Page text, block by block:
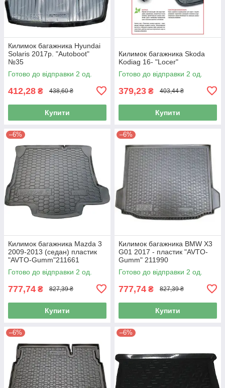
Килимок багажника Hyundai
Solaris 2017р. "Autoboot"
№35
Готово до відправки 2 од.
412,28 ₴ 438,60 ₴
Купити
Килимок багажника Skoda
Kodiag 16- "Locer"
Готово до відправки 2 од.
379,23 ₴ 403,44 ₴
Купити
–6%
Килимок багажника Mazda 3
2009-2013 (седан) пластик
"AVTO-Gumm"211661
Готово до відправки 2 од.
777,74 ₴ 827,39 ₴
Купити
–6%
Килимок багажника BMW X3
G01 2017 - пластик "AVTO-
Gumm" 211990
Готово до відправки 2 од.
777,74 ₴ 827,39 ₴
Купити
–6% –6%